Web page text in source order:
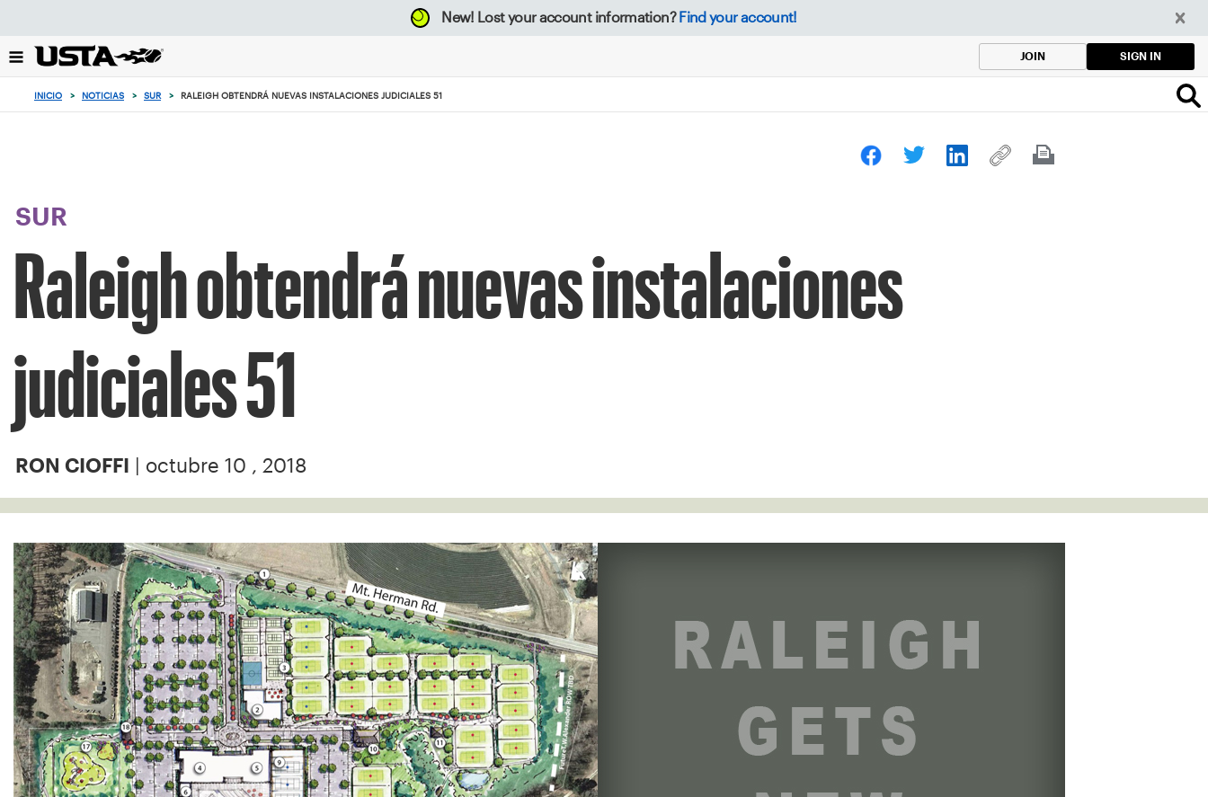
el
botón
New! Lost your account information? Find your account!
JOIN SIGN IN
INICIO > NOTICIAS > SUR > RALEIGH OBTENDRÁ NUEVAS INSTALACIONES JUDICIALES 51
SUR
Raleigh obtendrá nuevas instalaciones
judiciales 51
RON CIOFFI | octubre 10 , 2018